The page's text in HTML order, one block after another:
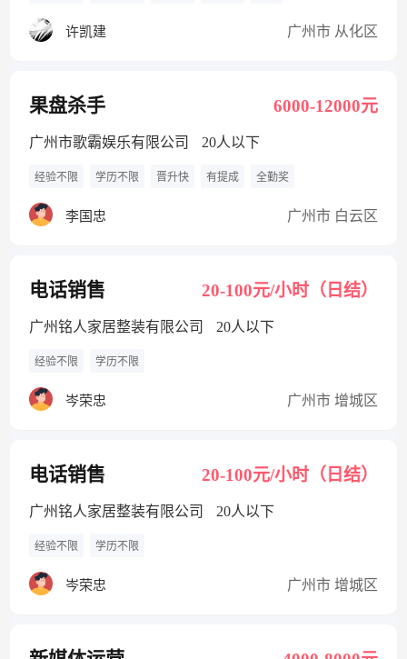
许凯建 广州市 从化区
果盘杀手 6000-12000元
广州市歌霸娱乐有限公司 20人以下
经验不限 学历不限 晋升快 有提成 全勤奖
李国忠 广州市 白云区
电话销售 20-100元/小时（日结）
广州铭人家居整装有限公司 20人以下
经验不限 学历不限
岑荣忠 广州市 增城区
电话销售 20-100元/小时（日结）
广州铭人家居整装有限公司 20人以下
经验不限 学历不限
岑荣忠 广州市 增城区